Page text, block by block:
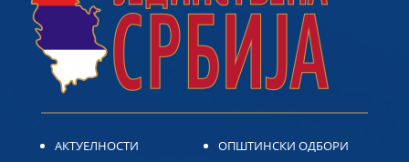
АКТУЕЛНОСТИ
ОПШТИНСКИ ОДБОРИ